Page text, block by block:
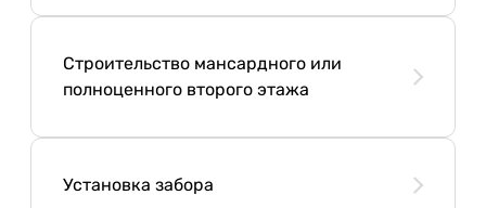
Строительство мансардного или
полноценного второго этажа
Установка забора